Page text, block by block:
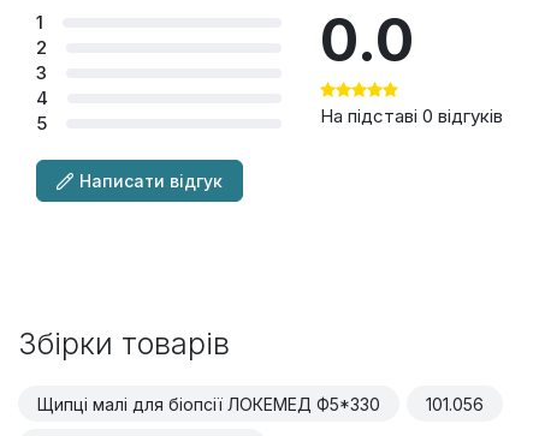
1
2
3
4
5
0.0
На підставі 0 відгуків
Написати відгук
Збірки товарів
Щипці малі для біопсії ЛОКЕМЕД Ф5*330 101.056